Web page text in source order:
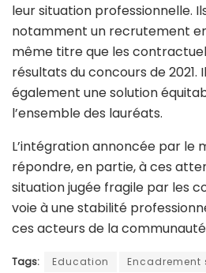
leur situation professionnelle.
notamment un recrutement
même titre que les
résultats du concours de 2021.
également une solution
l’ensemble des lauréats.
L’intégration annoncée par le
répondre, en partie, à ces
situation jugée fragile par les
voie à une stabilité
ces acteurs de la
Tags: Education
Encadrement